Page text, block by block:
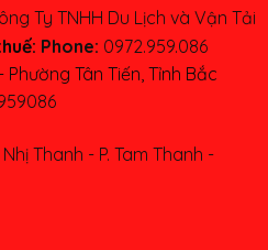
Ty TNHH Du Lịch và Vận Tải
Phone: 0972.959.086
Tân Tiến, Tỉnh Bắc
Nhị Thanh - P. Tam Thanh -